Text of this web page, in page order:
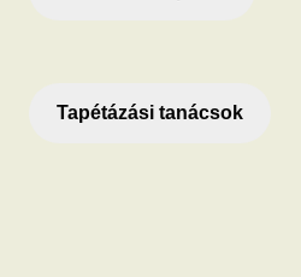
Tapétázási tanácsok